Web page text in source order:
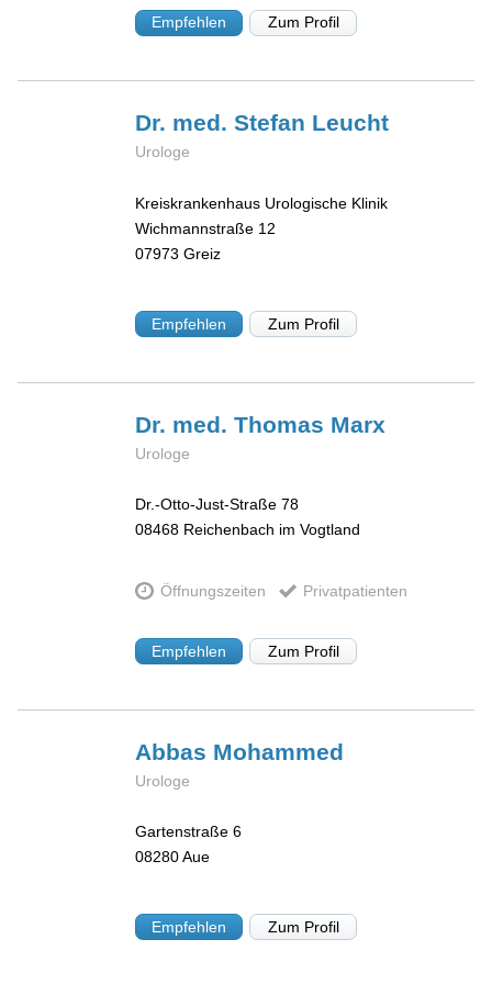
Empfehlen Zum Profil
Dr. med. Stefan Leucht
Urologe
Kreiskrankenhaus Urologische Klinik
Wichmannstraße 12
07973 Greiz
Empfehlen Zum Profil
Dr. med. Thomas Marx
Urologe
Dr.-Otto-Just-Straße 78
08468 Reichenbach im Vogtland
Öffnungszeiten Privatpatienten
Empfehlen Zum Profil
Abbas Mohammed
Urologe
Gartenstraße 6
08280Aue
Empfehlen Zum Profil